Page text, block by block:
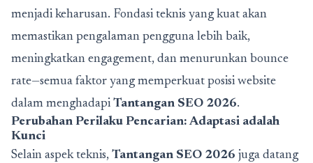
menjadi keharusan. Fondasi teknis yang kuat akan
memastikan pengalaman pengguna lebih baik,
meningkatkan engagement, dan menurunkan bounce
rate—semua faktor yang memperkuat posisi website
dalam menghadapi Tantangan SEO 2026.
Perubahan Perilaku Pencarian: Adaptasi adalah
Kunci
Selain aspek teknis, Tantangan SEO 2026 juga datang